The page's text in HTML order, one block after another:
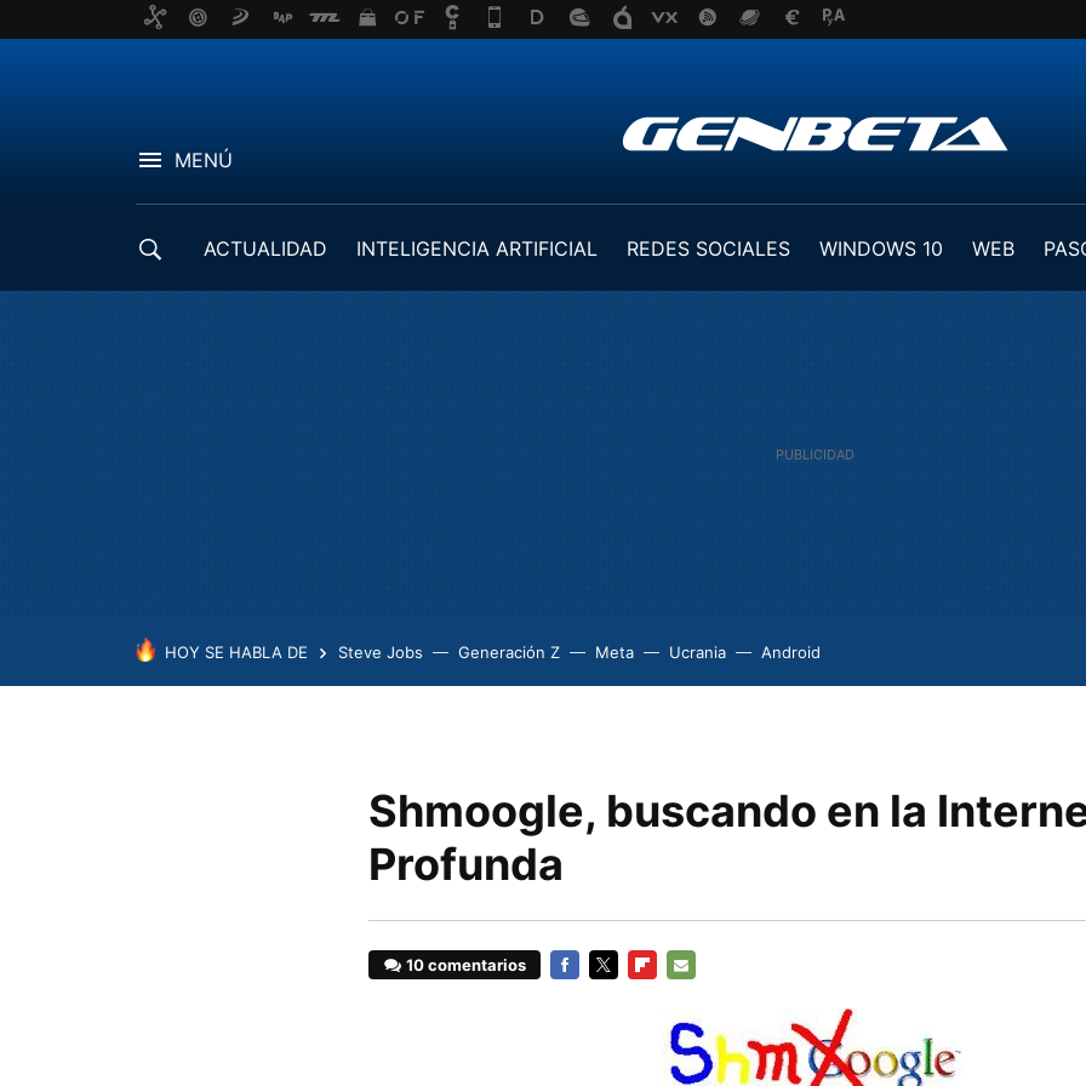
MENÚ
ACTUALIDAD INTELIGENCIA ARTIFICIAL REDES SOCIALES WINDOWS 10 WEB
HOY SE HABLA DE Steve Jobs Generación Z Meta Ucrania Android
Shmoogle, buscando en la
Profunda
10 comentarios
MAIL